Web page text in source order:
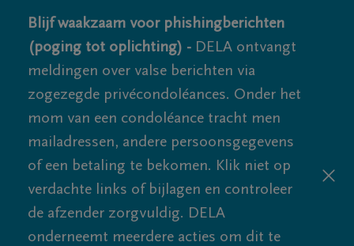
Blijf waakzaam voor phishingberichten
(poging tot oplichting) - DELA ontvangt
meldingen over valse berichten via
zogezegde privécondoléances. Onder het
mom van een condoléance tracht men
mailadressen, andere persoonsgegevens
of een betaling te bekomen. Klik niet op
verdachte links of bijlagen en controleer
de afzender zorgvuldig. DELA
onderneemt meerdere acties om dit te